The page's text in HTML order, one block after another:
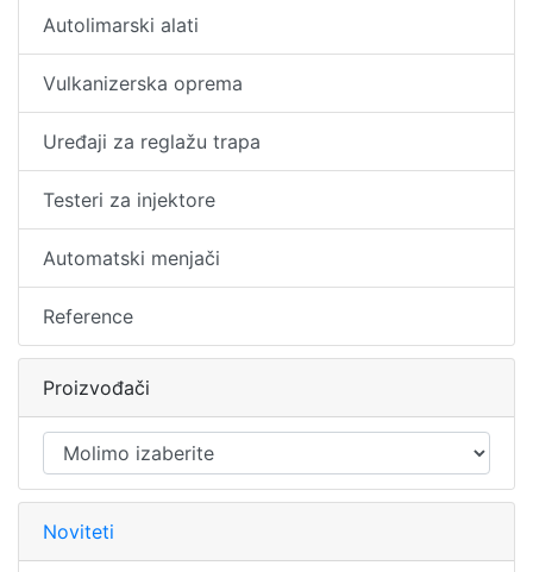
Autolimarski alati
Vulkanizerska oprema
Uređaji za reglažu trapa
Testeri za injektore
Automatski menjači
Reference
Proizvođači
Noviteti